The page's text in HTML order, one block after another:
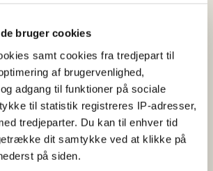
bruger cookies
samt cookies fra tredjepart til
af brugervenlighed,
adgang til funktioner på sociale
til statistik registreres IP-adresser,
tredjeparter. Du kan til enhver tid
dit samtykke ved at klikke på
på siden.
Mariager Fjord Ingen
Ingen
syd for Djursland